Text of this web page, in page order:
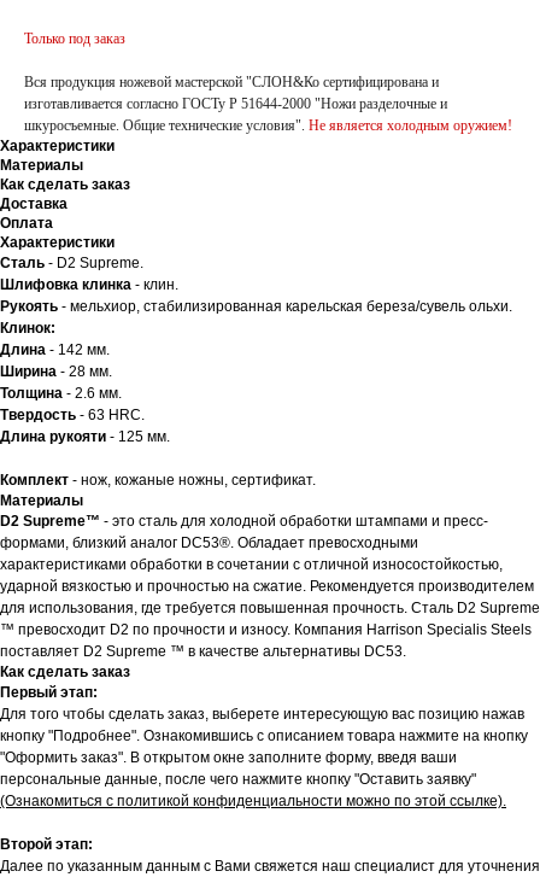
Только под заказ
Вся продукция ножевой мастерской "СЛОН&Ко сертифицирована и
изготавливается согласно ГОСТу Р 51644-2000 "Ножи разделочные и
шкуросъемные. Общие технические условия". Не является холодным оружием!
Характеристики
Материалы
Как сделать заказ
Доставка
Оплата
Характеристики
Сталь - D2 Supreme.
Шлифовка клинка - клин.
Рукоять - мельхиор, стабилизированная карельская береза/сувель ольхи.
Клинок:
Длина - 142 мм.
Ширина - 28 мм.
Толщина - 2.6 мм.
Твердость - 63 HRC.
Длина рукояти - 125 мм.
Комплект - нож, кожаные ножны, сертификат.
Материалы
D2 Supreme™ - это сталь для холодной обработки штампами и пресс-
формами, близкий аналог DC53®. Обладает превосходными
характеристиками обработки в сочетании с отличной износостойкостью,
ударной вязкостью и прочностью на сжатие. Рекомендуется производителем
для использования, где требуется повышенная прочность. Сталь D2 Supreme
™ превосходит D2 по прочности и износу. Компания Harrison Specialis Steels
поставляет D2 Supreme ™ в качестве альтернативы DC53.
Как сделать заказ
Первый этап:
Для того чтобы сделать заказ, выберете интересующую вас позицию нажав
кнопку "Подробнее". Ознакомившись с описанием товара нажмите на кнопку
"Оформить заказ". В открытом окне заполните форму, введя ваши
персональные данные, после чего нажмите кнопку "Оставить заявку"
(Ознакомиться с политикой конфиденциальности можно по этой ссылке).
Второй этап:
Далее по указанным данным с Вами свяжется наш специалист для уточнения